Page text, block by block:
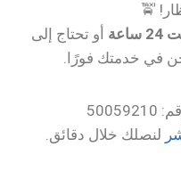
🚖
أو تحتاج إلى
في خدمتك فورًا.
لنصلك خلال دقائق.